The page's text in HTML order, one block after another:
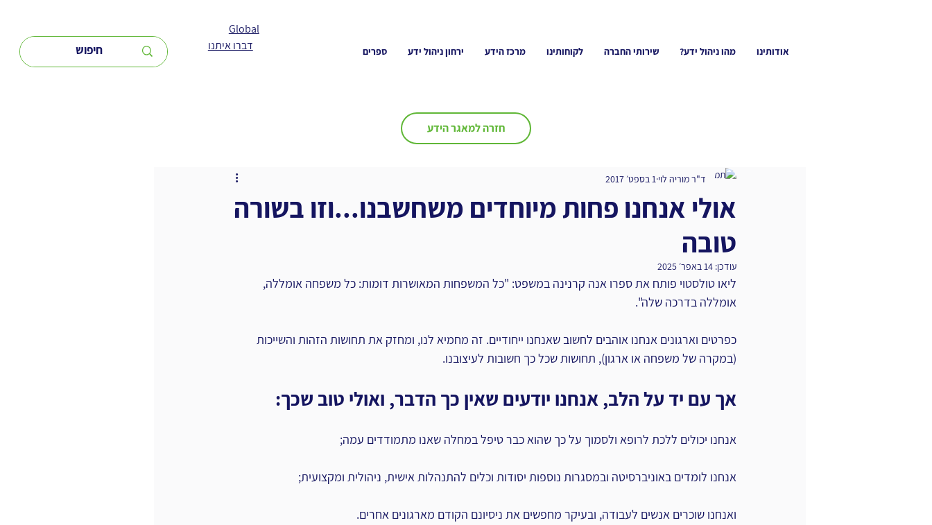
Global
אודותינו מהו ניהול ידע? שירותי החברה לקוחותינו מרכז הידע ירחון ניהול ידע ספרים דברו איתנו
חזרה למאגר הידע
אולי אנחנו פחות מיוחדים משחשבנו...וזו בשורה
טובה
ד"ר מוריה לוי 1 בספט׳ 2017
עודכן: 14 באפר׳ 2025
ליאו טולסטוי פותח את ספרו אנה קרנינה במשפט: "כל המשפחות המאושרות דומות: כל משפחה אומללה,
אומללה בדרכה שלה".
כפרטים וארגונים אנחנו אוהבים לחשוב שאנחנו ייחודיים. זה מחמיא לנו, ומחזק את תחושות הזהות והשייכות
(במקרה של משפחה או ארגון), תחושות שכל כך חשובות לעיצובנו.
אך עם יד על הלב, אנחנו יודעים שאין כך הדבר, ואולי טוב שכך:
אנחנו יכולים ללכת לרופא ולסמוך על כך שהוא כבר טיפל במחלה שאנו מתמודדים עמה;
אנחנו לומדים באוניברסיטה ובמסגרות נוספות יסודות וכלים להתנהלות אישית, ניהולית ומקצועית;
ואנחנו שוכרים אנשים לעבודה, ובעיקר מחפשים את ניסיונם הקודם מארגונים אחרים.